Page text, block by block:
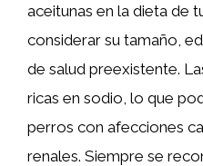
aceitunas en la dieta de
considerar su tamaño,
de salud preexistente.
ricas en sodio, lo que
perros con afecciones
renales. Siempre se